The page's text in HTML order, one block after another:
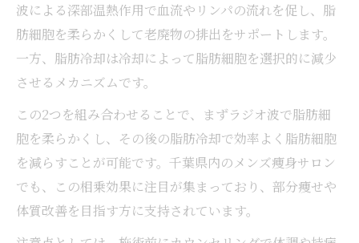
波による深部温熱作用で血流やリンパの流れを促し、脂
肪細胞を柔らかくして老廃物の排出をサポートします。
一方、脂肪冷却は冷却によって脂肪細胞を選択的に減少
させるメカニズムです。
この2つを組み合わせることで、まずラジオ波で脂肪細
胞を柔らかくし、その後の脂肪冷却で効率よく脂肪細胞
を減らすことが可能です。千葉県内のメンズ痩身サロン
でも、この相乗効果に注目が集まっており、部分痩せや
体質改善を目指す方に支持されています。